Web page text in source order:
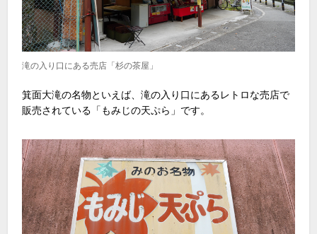
滝の入り口にある売店「杉の茶屋」
箕面大滝の名物といえば、滝の入り口にあるレトロな売店で
販売されている「もみじの天ぷら」です。